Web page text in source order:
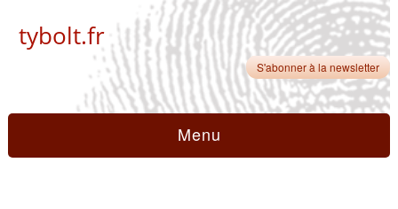
tybolt.fr
S'abonner à la newsletter
Menu